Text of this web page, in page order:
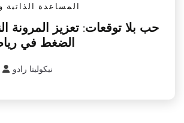
المساعدة
حب بلا توقعات: تعزيز المرونة
الضغط في
نيكوليتا رادو